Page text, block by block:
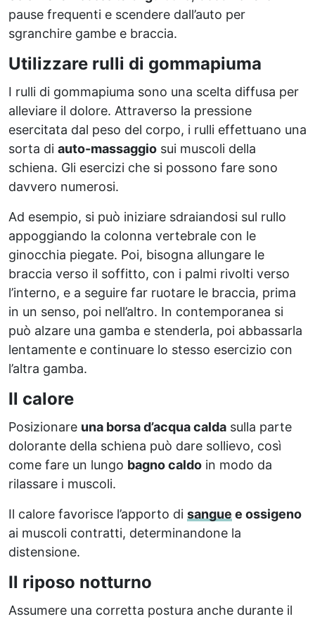
pause frequenti e scendere dall’auto per
sgranchire gambe e braccia.
Utilizzare rulli di gommapiuma
I rulli di gommapiuma sono una scelta diffusa per
alleviare il dolore. Attraverso la pressione
esercitata dal peso del corpo, i rulli effettuano una
sorta di auto-massaggio sui muscoli della
schiena. Gli esercizi che si possono fare sono
davvero numerosi.
Ad esempio, si può iniziare sdraiandosi sul rullo
appoggiando la colonna vertebrale con le
ginocchia piegate. Poi, bisogna allungare le
braccia verso il soffitto, con i palmi rivolti verso
l’interno, e a seguire far ruotare le braccia, prima
in un senso, poi nell’altro. In contemporanea si
può alzare una gamba e stenderla, poi abbassarla
lentamente e continuare lo stesso esercizio con
l’altra gamba.
Il calore
Posizionare una borsa d’acqua calda sulla parte
dolorante della schiena può dare sollievo, così
come fare un lungo bagno caldo in modo da
rilassare i muscoli.
Il calore favorisce l’apporto di sangue e ossigeno
ai muscoli contratti, determinandone la
distensione.
Il riposo notturno
Assumere una corretta postura anche durante il